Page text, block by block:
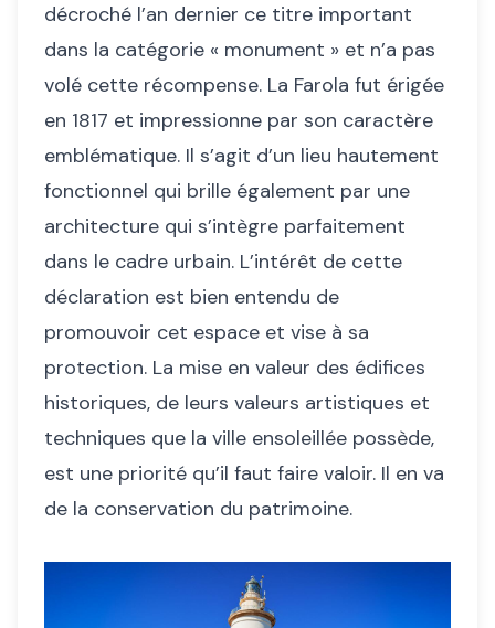
décroché l’an dernier ce titre important
dans la catégorie « monument » et n’a pas
volé cette récompense. La Farola fut érigée
en 1817 et impressionne par son caractère
emblématique. Il s’agit d’un lieu hautement
fonctionnel qui brille également par une
architecture qui s’intègre parfaitement
dans le cadre urbain. L’intérêt de cette
déclaration est bien entendu de
promouvoir cet espace et vise à sa
protection. La mise en valeur des édifices
historiques, de leurs valeurs artistiques et
techniques que la ville ensoleillée possède,
est une priorité qu’il faut faire valoir. Il en va
de la conservation du patrimoine.